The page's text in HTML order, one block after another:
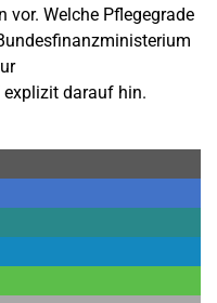
vor. Welche Pflegegrade
explizit darauf hin.